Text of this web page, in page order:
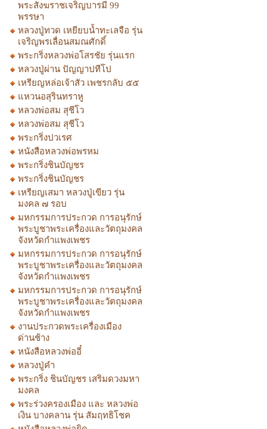
พระสังฆราชเจริญบารมี 99
พรรษา
หลวงปู่ทวด เหยียบน้ำทะเลจือ รุ่น
เจริญพรเลื่อนสมณศักดิ์
พระกริ่งหลวงพ่อโสรชัย รุ่นแรก
หลวงปู่ผ่าน ปัญญาปทีโป
เหรียญหล่อเจ้าสัว เพชรกลับ ๕๕
แหวนอสุรินทราหู
หลวงพ่อสม สุชีโว
หลวงพ่อสม สุชีโว
พระกริ่งปวเรศ
หนังสือหลวงพ่อพรหม
พระกริ่งชินบัญชร
พระกริ่งชินบัญชร
เหรียญเสมา หลวงปู่เขียว รุ่น
มงคล ๗ รอบ
มหกรรมการประกวด การอนุรักษ์
พระบูชาพระเครื่องและวัตถุมงคล
จังหวัดกำแพงเพชร
มหกรรมการประกวด การอนุรักษ์
พระบูชาพระเครื่องและวัตถุมงคล
จังหวัดกำแพงเพชร
มหกรรมการประกวด การอนุรักษ์
พระบูชาพระเครื่องและวัตถุมงคล
จังหวัดกำแพงเพชร
งานประกวดพระเครื่องเมือง
ด่านช้าง
หนังสือหลวงพ่ออี๋
หลวงปู่คำ
พระกริ่ง ชินบัญชร เสริมดวงมหา
มงคล
พระร่วงครองเมือง และ หลวงพ่อ
เงิน บางคลาน รุ่น สัมฤทธิโชค